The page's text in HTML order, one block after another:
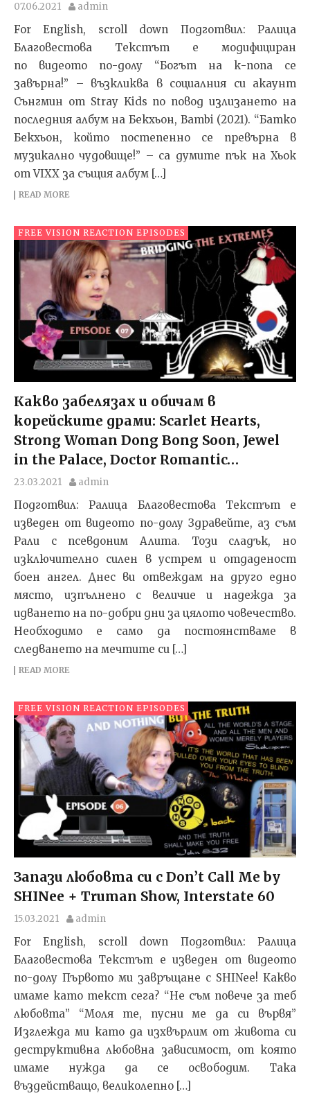
07.06.2021 admin
For English, scroll down Подготвил: Ралица
Благовестова Текстът e модифициран
по видеото по-долу “Богът на к-попа се
завърна!” – възкликва в социалния си акаунт
Сънгмин от Stray Kids по повод излизането на
последния албум на Бекхьон, Bambi (2021). “Батко
Бекхьон, който постепенно се превърна в
музикално чудовище!” – са думите пък на Хьок
от VIXX за същия албум […]
READ MORE
FREE VISION REACTION EPISODES
Какво забелязах и обичам в
корейските драми: Scarlet Hearts,
Strong Woman Dong Bong Soon, Jewel
in the Palace, Doctor Romantic…
23.03.2021 admin
Подготвил: Ралица Благовестова Текстът e
изведен от видеото по-долу Здравейте, аз съм
Рали с псевдоним Алита. Този сладък, но
изключително силен в устрем и отдаденост
боен ангел. Днес ви отвеждам на друго едно
място, изпълнено с величие и надежда за
идването на по-добри дни за цялото човечество.
Необходимо е само да постоянстваме в
следването на мечтите си […]
READ MORE
FREE VISION REACTION EPISODES
Запази любовта си с Don’t Call Me by
SHINee + Truman Show, Interstate 60
15.03.2021 admin
For English, scroll down Подготвил: Ралица
Благовестова Текстът e изведен от видеото
по-долу Първото ми завръщане с SHINee! Какво
имаме като текст сега? “Не съм повече за теб
любовта” “Моля те, пусни ме да си вървя”
Изглежда ми като да изхвърлим от живота си
деструктивна любовна зависимост, от която
имаме нужда да се освободим. Така
въздействащо, великолепно […]